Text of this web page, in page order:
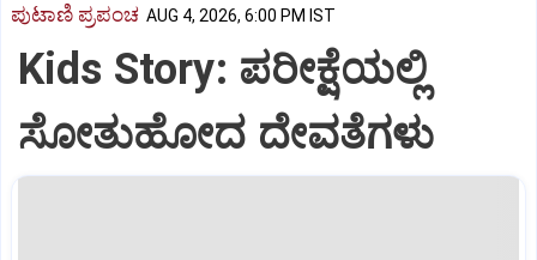
ಪುಟಾಣಿ ಪ್ರಪಂಚ AUG 4, 2026, 6:00 PM IST
Kids Story: ಪರೀಕ್ಷೆಯಲ್ಲಿ
ಸೋತುಹೋದ ದೇವತೆಗಳು